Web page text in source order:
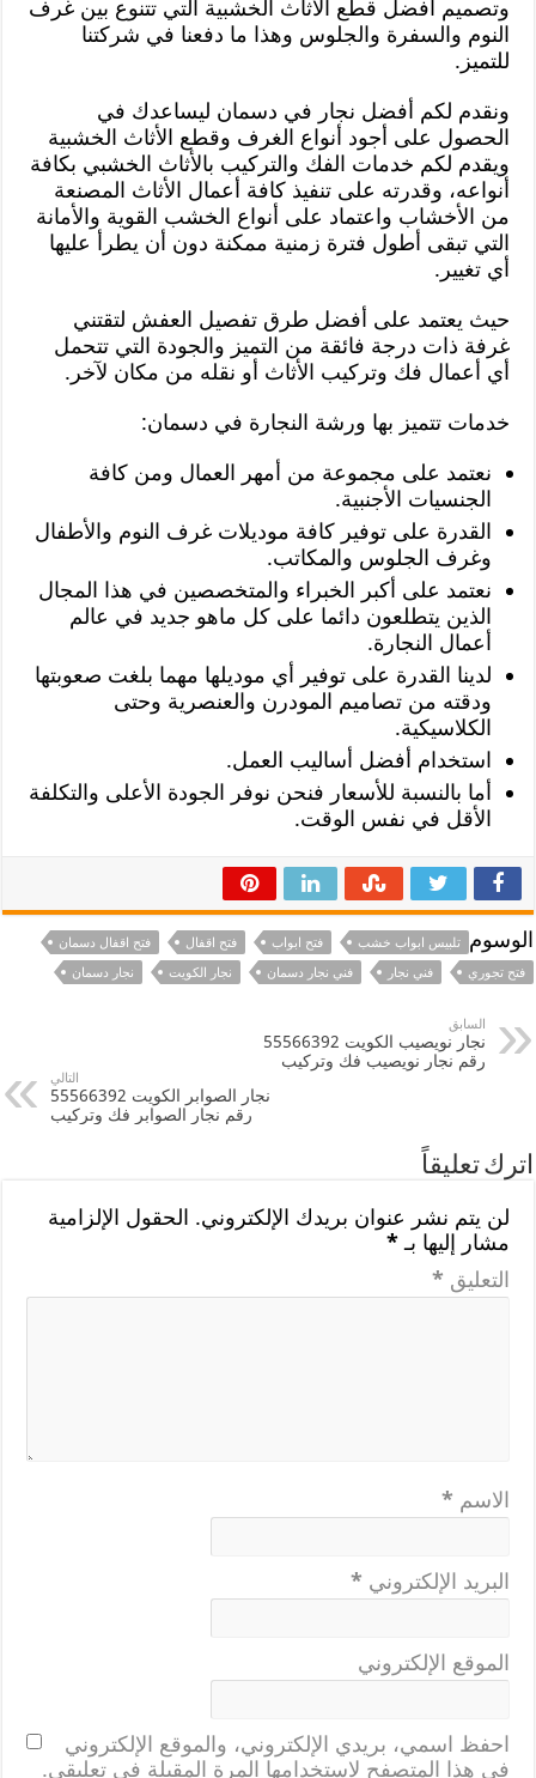
وتصميم أفضل قطع الأثاث الخشبية التي تتنوع بين غرف
النوم والسفرة والجلوس وهذا ما دفعنا في شركتنا
للتميز.
ونقدم لكم أفضل نجار في دسمان ليساعدك في
الحصول على أجود أنواع الغرف وقطع الأثاث الخشبية
ويقدم لكم خدمات الفك والتركيب بالأثاث الخشبي بكافة
أنواعه، وقدرته على تنفيذ كافة أعمال الأثاث المصنعة
من الأخشاب واعتماد على أنواع الخشب القوية والأمانة
التي تبقى أطول فترة زمنية ممكنة دون أن يطرأ عليها
أي تغيير.
حيث يعتمد على أفضل طرق تفصيل العفش لتقتني
غرفة ذات درجة فائقة من التميز والجودة التي تتحمل
أي أعمال فك وتركيب الأثاث أو نقله من مكان لآخر.
خدمات تتميز بها ورشة النجارة في دسمان:
نعتمد على مجموعة من أمهر العمال ومن كافة
الجنسيات الأجنبية.
القدرة على توفير كافة موديلات غرف النوم والأطفال
وغرف الجلوس والمكاتب.
نعتمد على أكبر الخبراء والمتخصصين في هذا المجال
الذين يتطلعون دائما على كل ماهو جديد في عالم
أعمال النجارة.
لدينا القدرة على توفير أي موديلها مهما بلغت صعوبتها
ودقته من تصاميم المودرن والعنصرية وحتى
الكلاسيكية.
استخدام أفضل أساليب العمل.
أما بالنسبة للأسعار فنحن نوفر الجودة الأعلى والتكلفة
الأقل في نفس الوقت.
الوسوم تلبيس ابواب خشب فتح ابواب فتح اقفال
فتح اقفال دسمان
فتح تجوري
فني نجار فني نجار دسمان نجار الكويت نجار دسمان
السابق
نجار نويصيب الكويت 55566392
رقم نجار نويصيب فك وتركيب
التالي
نجار الصوابر الكويت 55566392
رقم نجار الصوابر فك وتركيب
اترك تعليقاً
لن يتم نشر عنوان بريدك الإلكتروني. الحقول الإلزامية
مشار إليها بـ*
التعليق *
الاسم *
البريد الإلكتروني *
الموقع الإلكتروني
احفظ اسمي، بريدي الإلكتروني، والموقع الإلكتروني
في هذا المتصفح لاستخدامها المرة المقبلة في تعليقي.